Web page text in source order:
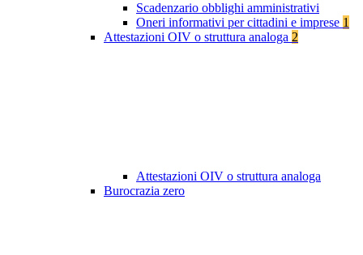
Scadenzario obblighi amministrativi
Oneri informativi per cittadini e imprese 1
Attestazioni OIV o struttura analoga 2
Attestazioni OIV o struttura analoga
Burocrazia zero